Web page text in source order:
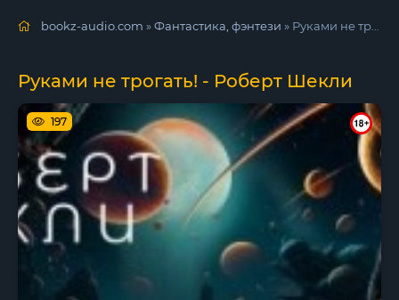
bookz-audio.com »Фантастика, фэнтези » Руками не трогать! - Роберт Шекли
Руками не трогать! - Роберт Шекли
197